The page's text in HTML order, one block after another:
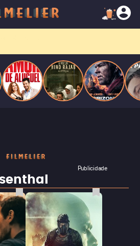
Publicidade
de festas e busca romance